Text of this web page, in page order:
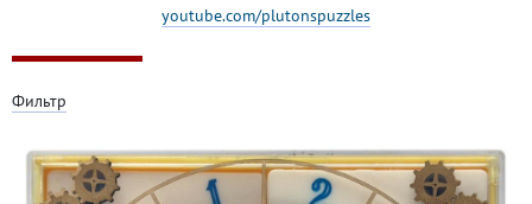
youtube.com/plutonspuzzles
Фильтр